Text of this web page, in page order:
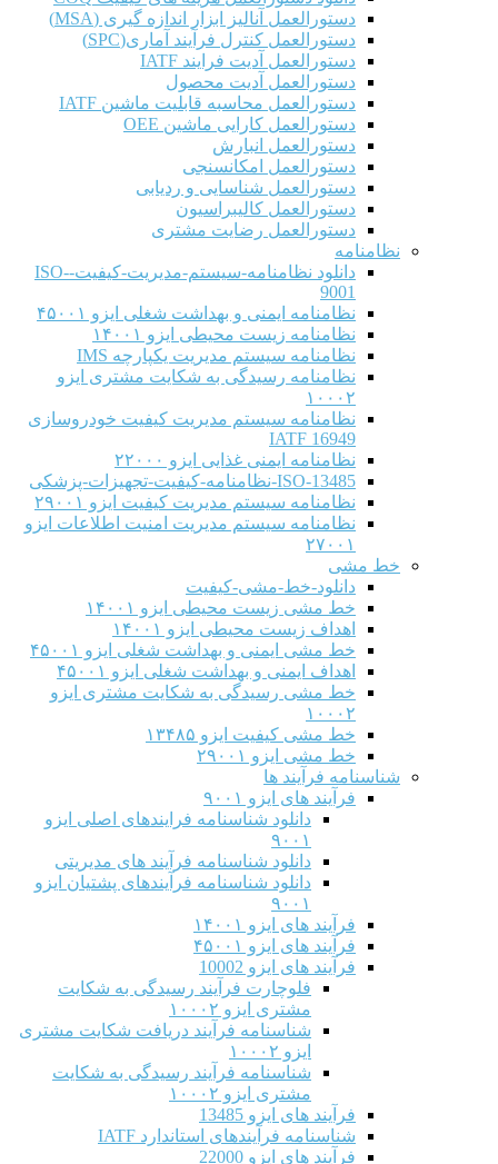
دستورالعمل آنالیز ابزار اندازه گیری (MSA)
دستورالعمل کنترل فرآیند آماری(SPC)
دستورالعمل آدیت فرایند IATF
دستورالعمل آدیت محصول
دستورالعمل محاسبه قابلیت ماشین IATF
دستورالعمل کارایی ماشین OEE
دستورالعمل انبارش
دستورالعمل امکانسنجی
دستورالعمل شناسایی و ردیابی
دستورالعمل کالیبراسیون
دستورالعمل رضایت مشتری
نظامنامه
دانلود نظامنامه-سیستم-مدیریت-کیفیت-ISO-
9001
نظامنامه ایمنی و بهداشت شغلی ایزو ۴۵۰۰۱
نظامنامه زیست محیطی ایزو ۱۴۰۰۱
نظامنامه سیستم مدیریت یکپارچه IMS
نظامنامه رسیدگی به شکایت مشتری ایزو
۱۰۰۰۲
نظامنامه سیستم مدیریت کیفیت خودروسازی
IATF 16949
نظامنامه ایمنی غذایی ایزو ۲۲۰۰۰
ISO-13485-نظامنامه-کیفیت-تجهیزات-پزشکی
نظامنامه سیستم مدیریت کیفیت ایزو ۲۹۰۰۱
نظامنامه سیستم مدیریت امنیت اطلاعات ایزو
۲۷۰۰۱
خط مشی
دانلود-خط-مشی-کیفیت
خط مشی زیست محیطی ایزو ۱۴۰۰۱
اهداف زیست محیطی ایزو ۱۴۰۰۱
خط مشی ایمنی و بهداشت شغلی ایزو ۴۵۰۰۱
اهداف ایمنی و بهداشت شغلی ایزو ۴۵۰۰۱
خط مشی رسیدگی به شکایت مشتری ایزو
۱۰۰۰۲
خط مشی کیفیت ایزو ۱۳۴۸۵
خط مشی ایزو ۲۹۰۰۱
شناسنامه فرآیند ها
فرآیند های ایزو ۹۰۰۱
دانلود شناسنامه فرایندهای اصلی ایزو
۹۰۰۱
دانلود شناسنامه فرآیند های مدیریتی
دانلود شناسنامه فرآیندهای پشتیان ایزو
۹۰۰۱
فرآیند های ایزو ۱۴۰۰۱
فرآیند های ایزو ۴۵۰۰۱
فرآیند های ایزو 10002
فلوچارت فرآیند رسیدگی به شکایت
مشتری ایزو ۱۰۰۰۲
شناسنامه فرآیند دریافت شکایت مشتری
ایزو ۱۰۰۰۲
شناسنامه فرآیند رسیدگی به شکایت
مشتری ایزو ۱۰۰۰۲
فرآیند های ایزو 13485
شناسنامه فرآیندهای استاندارد IATF
فرآیند های ایزو 22000